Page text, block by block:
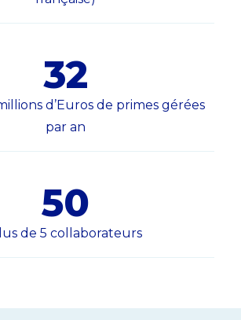
32
d’Euros de primes gérées
par an
50
de 5 collaborateurs